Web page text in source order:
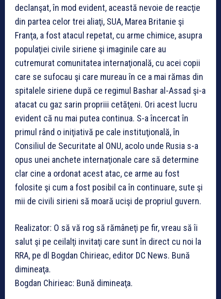
declanşat, în mod evident, această nevoie de reacţie
din partea celor trei aliaţi, SUA, Marea Britanie şi
Franţa, a fost atacul repetat, cu arme chimice, asupra
populaţiei civile siriene şi imaginile care au
cutremurat comunitatea internaţională, cu acei copii
care se sufocau şi care mureau în ce a mai rămas din
spitalele siriene după ce regimul Bashar al-Assad şi-a
atacat cu gaz sarin propriii cetăţeni. Ori acest lucru
evident că nu mai putea continua. S-a încercat în
primul rând o iniţiativă pe cale instituţională, în
Consiliul de Securitate al ONU, acolo unde Rusia s-a
opus unei anchete internaţionale care să determine
clar cine a ordonat acest atac, ce arme au fost
folosite şi cum a fost posibil ca în continuare, sute şi
mii de civili sirieni să moară ucişi de propriul guvern.
Realizator: O să vă rog să rămâneţi pe fir, vreau să îi
salut şi pe ceilalţi invitaţi care sunt în direct cu noi la
RRA, pe dl Bogdan Chirieac, editor DC News. Bună
dimineaţa.
Bogdan Chirieac: Bună dimineaţa.